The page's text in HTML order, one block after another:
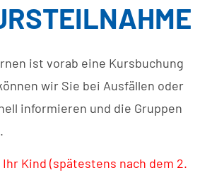
ist vorab eine Kursbuchung
wir Sie bei Ausfällen oder
informieren und die Gruppen
Kind (spätestens nach dem 2.